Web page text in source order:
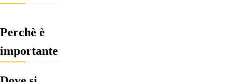
Perchè è
importante